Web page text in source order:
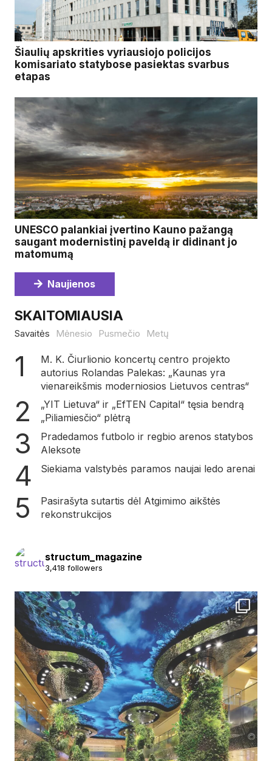
Šiaulių apskrities vyriausiojo policijos
komisariato statybose pasiektas svarbus
etapas
UNESCO palankiai įvertino Kauno pažangą
saugant modernistinį paveldą ir didinant jo
matomumą
Naujienos
SKAITOMIAUSIA
Savaitės Mėnesio Pusmečio Metų
M. K. Čiurlionio koncertų centro projekto
autorius Rolandas Palekas: „Kaunas yra
vienareikšmis moderniosios Lietuvos centras“
„YIT Lietuva“ ir „EfTEN Capital“ tęsia bendrą
„Piliamiesčio“ plėtrą
Pradedamos futbolo ir regbio arenos statybos
Aleksote
Siekiama valstybės paramos naujai ledo arenai
Pasirašyta sutartis dėl Atgimimo aikštės
rekonstrukcijos
structum_magazine
3,418 followers